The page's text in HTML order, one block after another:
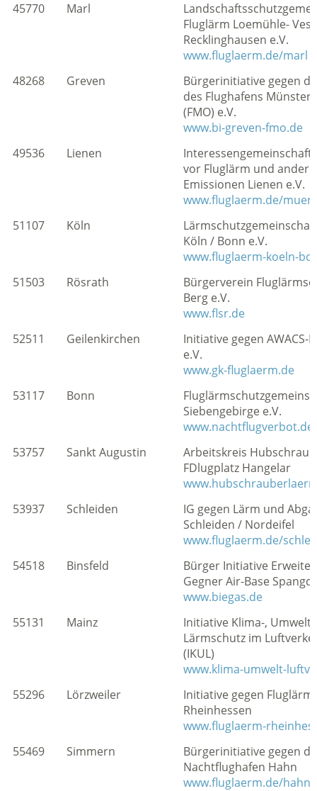
45770
Marl
Fluglärm Loemühle- Vest
Recklinghausen e.V.
www.fluglaerm.de/marl
48268
Greven
Bürgerinitiative gegen
des Flughafens
(FMO) e.V.
www.bi-greven-fmo.de
49536
Lienen
Interessengemeinschaft
vor Fluglärm und
Emissionen Lienen e.V.
www.fluglaerm.de/
51107
Köln
Köln / Bonn e.V.
www.fluglaerm-koeln-
51503
Rösrath
Bürgerverein
Berg e.V.
www.flsr.de
52511
Geilenkirchen
Initiative gegen AWACS-
e.V.
www.gk-fluglaerm.de
53117
Bonn
Siebengebirge e.V.
www.nachtflugverbot.de
53757
Sankt Augustin
Arbeitskreis
FDlugplatz Hangelar
53937
Schleiden
IG gegen Lärm und
Schleiden / Nordeifel
www.fluglaerm.de/
54518
Binsfeld
Bürger Initiative
Gegner Air-Base
www.biegas.de
55131
Mainz
Initiative Klima-,
Lärmschutz im
(IKUL)
www.klima-umwelt-
55296
Lörzweiler
Initiative gegen Fluglärm
Rheinhessen
www.fluglaerm-
55469
Simmern
Bürgerinitiative gegen
Nachtflughafen Hahn
www.fluglaerm.de/hahn